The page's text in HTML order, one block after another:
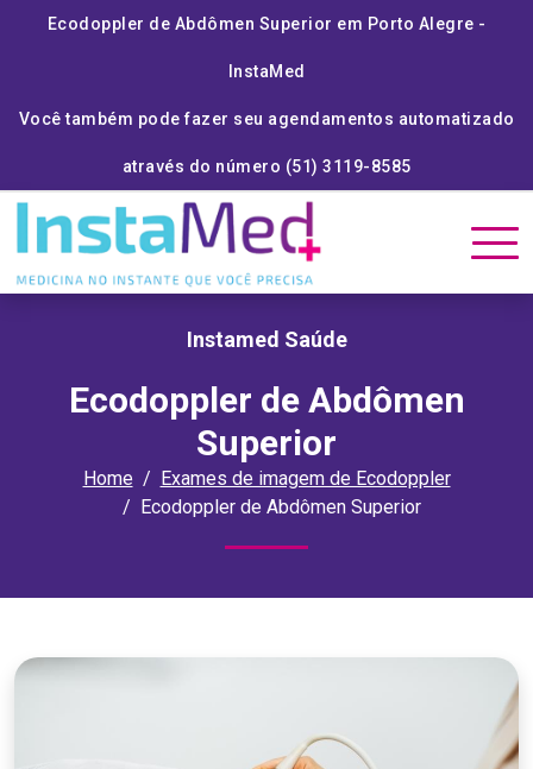
Ecodoppler de Abdômen Superior em Porto Alegre -
InstaMed
Você também pode fazer seu agendamentos automatizado
através do número (51) 3119-8585
Instamed Saúde
Ecodoppler de Abdômen
Superior
Home
Exames de imagem de Ecodoppler
Ecodoppler de Abdômen Superior